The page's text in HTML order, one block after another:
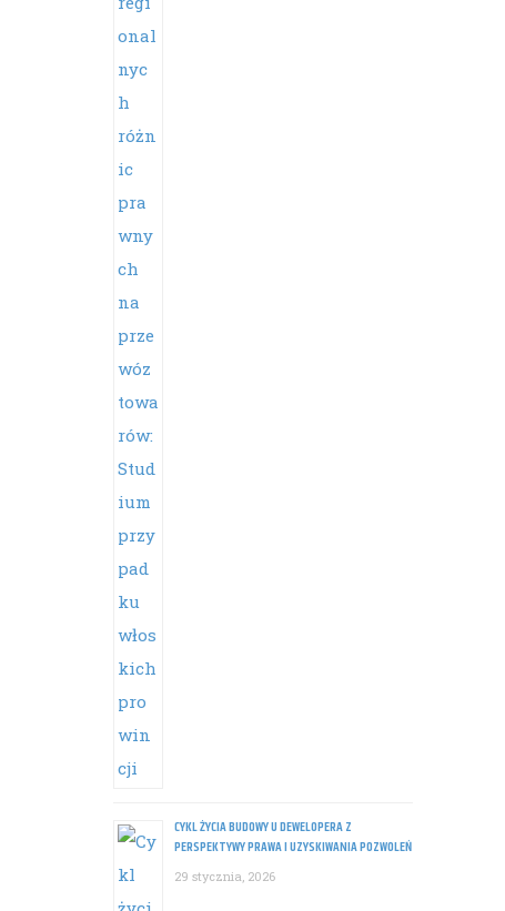
CYKL ŻYCIA BUDOWY U DEWELOPERA Z
PERSPEKTYWY PRAWA I UZYSKIWANIA POZWOLEŃ
29 stycznia, 2026